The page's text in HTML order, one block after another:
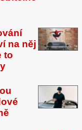
na něj
to